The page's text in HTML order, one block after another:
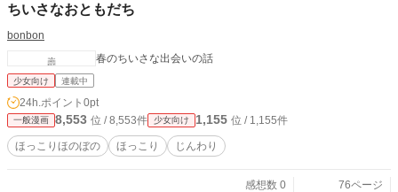
ちいさなおともだち
bonbon
春のちいさな出会いの話
少女向け 連載中
24h.ポイント 0pt
一般漫画 8,553 位 / 8,553件 少女向け 1,155 位 / 1,155件
ほっこりほのぼの ほっこり じんわり
感想数 0
76ページ